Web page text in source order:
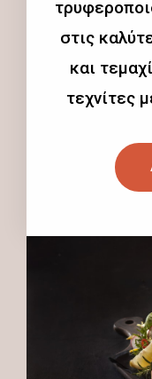
στις
και
τεχνίτες